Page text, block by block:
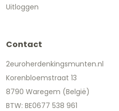
Uitloggen
Contact
2euroherdenkingsmunten.nl
Korenbloemstraat 13
8790 Waregem (België)
BTW: BE0677 538 961